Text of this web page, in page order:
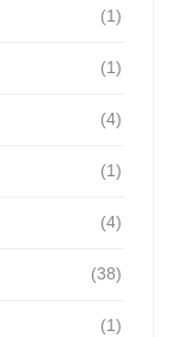
(1)
(1)
(4)
(1)
(4)
(38)
(1)